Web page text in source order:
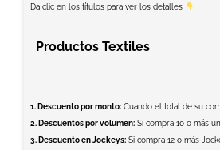
Da clic en los títulos para ver los detalles
Productos Textiles
1. Descuento por monto:Cuando el total de su
2. Descuentos por volumen:Si compra 10 o más
3. Descuento en Jockeys:Si compra 12 o más